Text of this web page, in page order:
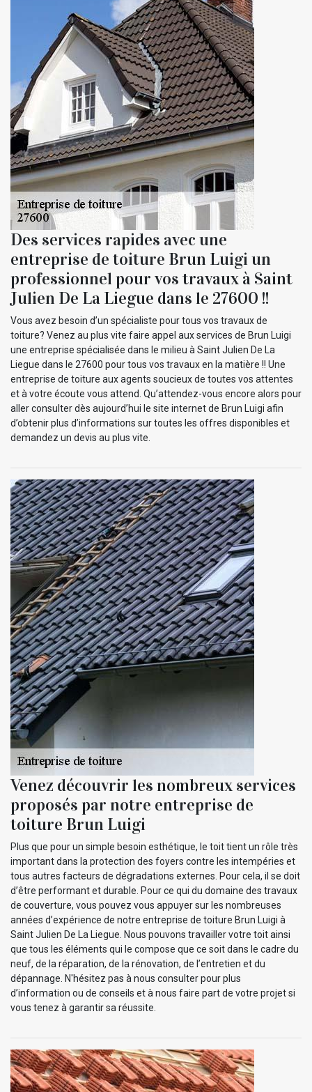
Des services rapides avec une
entreprise de toiture Brun Luigi un
professionnel pour vos travaux à Saint
Julien De La Liegue dans le 27600 !!
Vous avez besoin d’un spécialiste pour tous vos travaux de
toiture? Venez au plus vite faire appel aux services de Brun Luigi
une entreprise spécialisée dans le milieu à Saint Julien De La
Liegue dans le 27600 pour tous vos travaux en la matière !! Une
entreprise de toiture aux agents soucieux de toutes vos attentes
et à votre écoute vous attend. Qu’attendez-vous encore alors pour
aller consulter dès aujourd’hui le site internet de Brun Luigi afin
d’obtenir plus d’informations sur toutes les offres disponibles et
demandez un devis au plus vite.
Venez découvrir les nombreux services
proposés par notre entreprise de
toiture Brun Luigi
Plus que pour un simple besoin esthétique, le toit tient un rôle très
important dans la protection des foyers contre les intempéries et
tous autres facteurs de dégradations externes. Pour cela, il se doit
d’être performant et durable. Pour ce qui du domaine des travaux
de couverture, vous pouvez vous appuyer sur les nombreuses
années d’expérience de notre entreprise de toiture Brun Luigi à
Saint Julien De La Liegue. Nous pouvons travailler votre toit ainsi
que tous les éléments qui le compose que ce soit dans le cadre du
neuf, de la réparation, de la rénovation, de l’entretien et du
dépannage. N'hésitez pas à nous consulter pour plus
d’information ou de conseils et à nous faire part de votre projet si
vous tenez à garantir sa réussite.